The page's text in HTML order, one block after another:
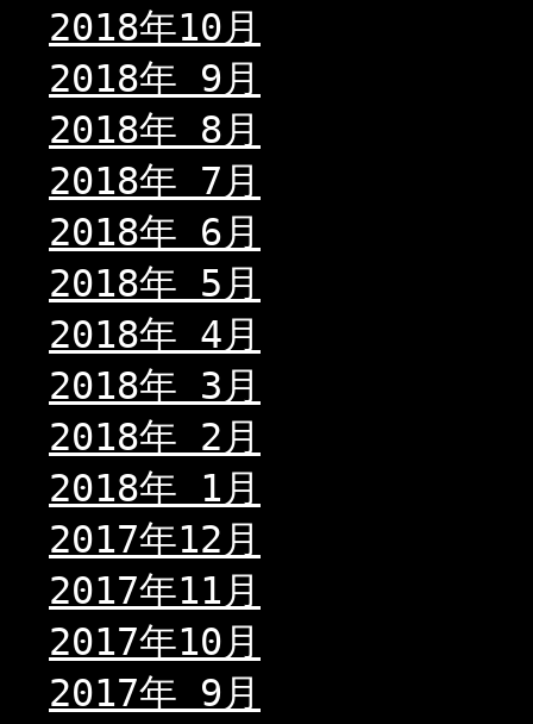
2018年10月
2018年 9月
2018年 8月
2018年 7月
2018年 6月
2018年 5月
2018年 4月
2018年 3月
2018年 2月
2018年 1月
2017年12月
2017年11月
2017年10月
2017年 9月